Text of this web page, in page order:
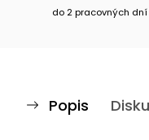
do 2 pracovných dní
Popis